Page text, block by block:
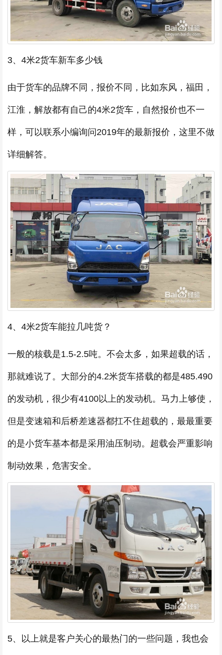
3、4米2货车新车多少钱
由于货车的品牌不同，报价不同，比如东风，福田，
江淮，解放都有自己的4米2货车，自然报价也不一
样，可以联系小编询问2019年的最新报价，这里不做
详细解答。
4、4米2货车能拉几吨货？
一般的核载是1.5-2.5吨。不会太多，如果超载的话，
那就难说了。大部分的4.2米货车搭载的都是485.490
的发动机，很少有4100以上的发动机。马力上够使，
但是变速箱和后桥差速器都扛不住超载的，最最重要
的是小货车基本都是采用油压制动。超载会严重影响
制动效果，危害安全。
5、以上就是客户关心的最热门的一些问题，我也会